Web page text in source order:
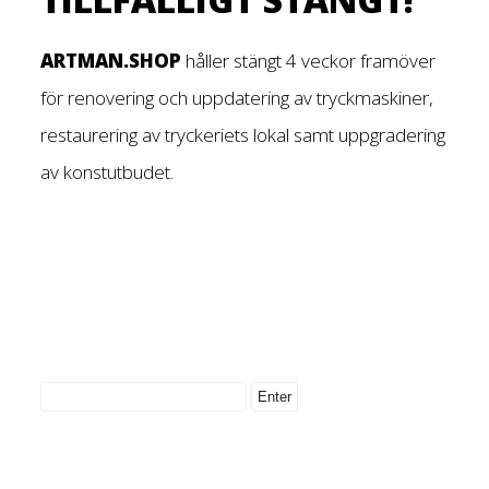
ARTMAN.SHOP håller stängt 4 veckor framöver
för renovering och uppdatering av tryckmaskiner,
restaurering av tryckeriets lokal samt uppgradering
av konstutbudet.